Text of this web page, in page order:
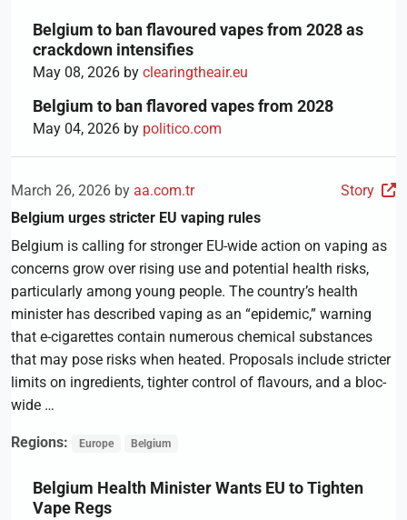
Belgium to ban flavoured vapes from 2028 as
crackdown intensifies
May 08, 2026 by clearingtheair.eu
Belgium to ban flavored vapes from 2028
May 04, 2026 by politico.com
March 26, 2026 by aa.com.tr
Story
Belgium urges stricter EU vaping rules
Belgium is calling for stronger EU-wide action on vaping as
concerns grow over rising use and potential health risks,
particularly among young people. The country’s health
minister has described vaping as an “epidemic,” warning
that e-cigarettes contain numerous chemical substances
that may pose risks when heated. Proposals include stricter
limits on ingredients, tighter control of flavours, and a bloc-
wide …
Regions: Europe Belgium
Belgium Health Minister Wants EU to Tighten
Vape Regs